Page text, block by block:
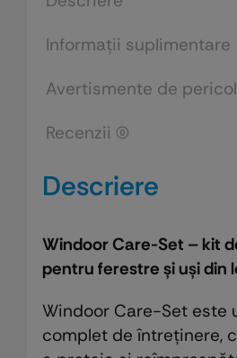
lemn,
si
Informații suplimentare
Avertismente de pericol
Recenzii (0)
Descriere
Windoor Care-Set – kit
pentru ferestre și uși din
Windoor Care-Set este
complet de întreținere,